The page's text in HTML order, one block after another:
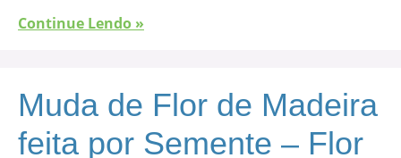
Continue Lendo »
Muda de Flor de Madeira
feita por Semente – Flor